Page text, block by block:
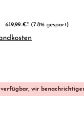
619,99 €* (7.8% gespart)
0 von 5 Sternen
wir